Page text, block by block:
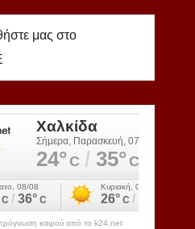
μας στο
καιρού από το k24.net